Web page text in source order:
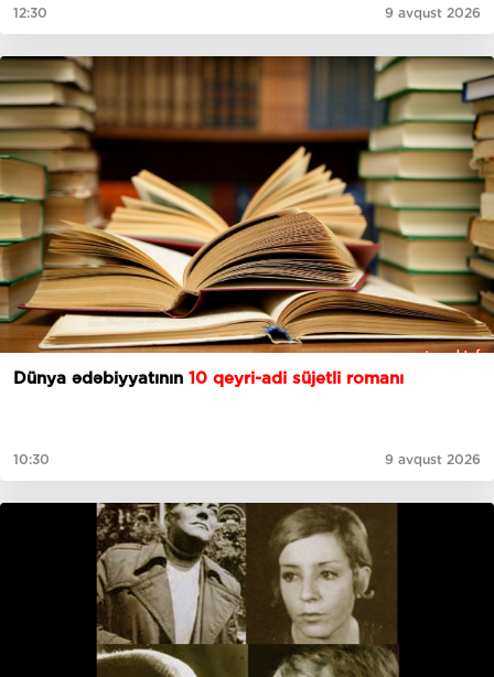
12:30 9 avqust 2026
Dünya ədəbiyyatının 10 qeyri-adi süjetli romanı
10:30 9 avqust 2026